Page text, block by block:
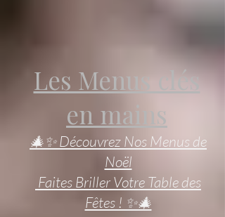
Les Menus clés
en mains
🎄✨ Découvrez Nos Menus de
Noël
Faites Briller Votre Table des
Fêtes ! ✨🎄